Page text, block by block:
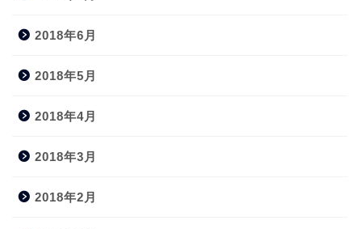
2018年6月
2018年5月
2018年4月
2018年3月
2018年2月